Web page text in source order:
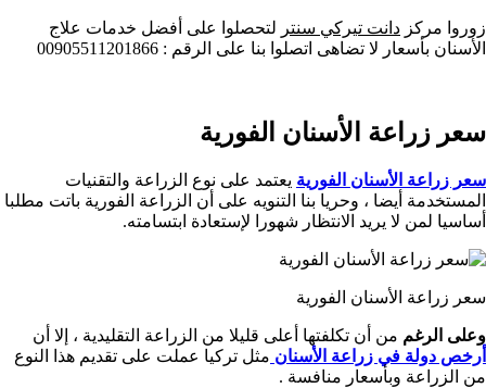
زوروا مركز دانت تيركي سنتر لتحصلوا على أفضل خدمات علاج
الأسنان بأسعار لا تضاهى اتصلوا بنا على الرقم : 00905511201866
سعر زراعة الأسنان الفورية
سعر زراعة الأسنان الفورية يعتمد على نوع الزراعة والتقنيات
المستخدمة أيضا ، وحريا بنا التنويه على أن الزراعة الفورية باتت مطلبا
أساسيا لمن لا يريد الانتظار شهورا لإستعادة ابتسامته.
سعر زراعة الأسنان الفورية
وعلى الرغم من أن تكلفتها أعلى قليلا من الزراعة التقليدية ، إلا أن
أرخص دولة في زراعة الأسنان مثل تركيا عملت على تقديم هذا النوع
من الزراعة وبأسعار منافسة .